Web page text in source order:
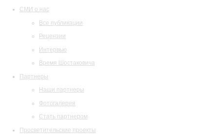
СМИ о нас
Все публикации
Рецензии
Интервью
Время Шостаковича
Партнеры
Наши партнеры
Фотогалерея
Стать партнером
Просветительские проекты